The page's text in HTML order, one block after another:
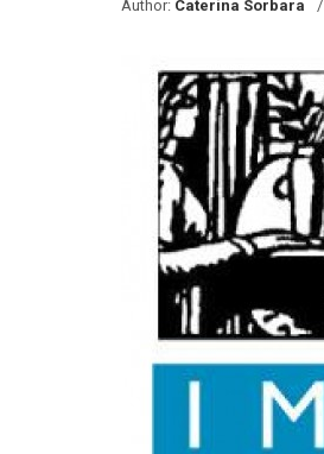
Author: Caterina Sorbara